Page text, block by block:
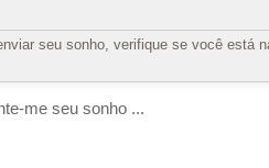
seu sonho, verifique se você está